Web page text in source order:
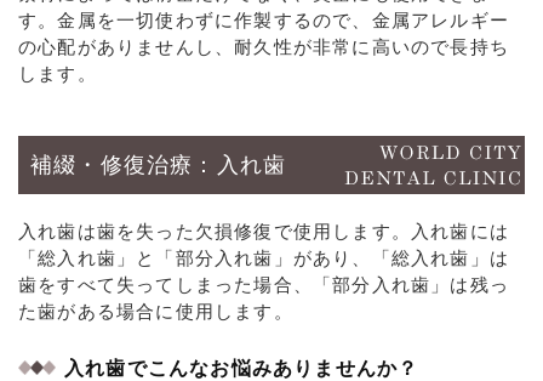
す。金属を一切使わずに作製するので、金属アレルギー
の心配がありませんし、耐久性が非常に高いので長持ち
します。
補綴・修復治療：入れ歯
入れ歯は歯を失った欠損修復で使用します。入れ歯には
「総入れ歯」と「部分入れ歯」があり、「総入れ歯」は
歯をすべて失ってしまった場合、「部分入れ歯」は残っ
た歯がある場合に使用します。
入れ歯でこんなお悩みありませんか？